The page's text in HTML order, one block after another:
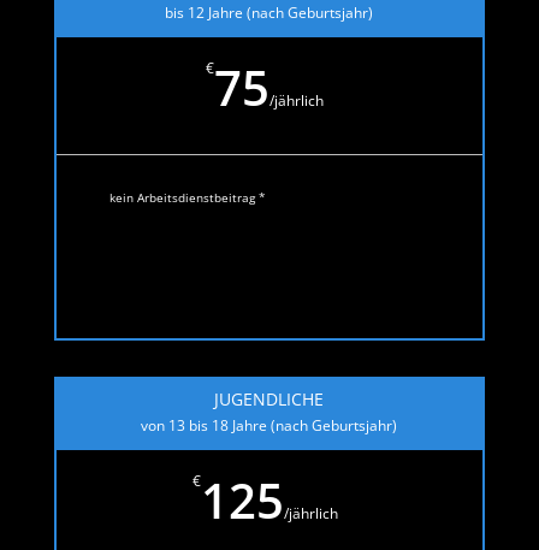
bis 12 Jahre (nach Geburtsjahr)
€75/jährlich
kein Arbeitsdienstbeitrag *
JUGENDLICHE
von 13 bis 18 Jahre (nach Geburtsjahr)
€125/jährlich